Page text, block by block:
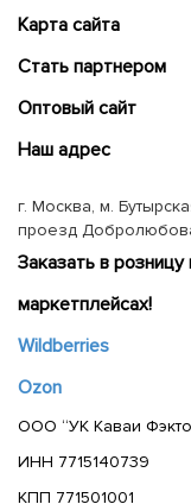
Карта сайта
Cтать партнером
Оптовый сайт
Наш адрес
г. Москва, м.
проезд
Заказать в
маркетплейсах!
Wildberries
Ozon
ООО “УК Каваи
ИНН 7715140739
КПП 771501001